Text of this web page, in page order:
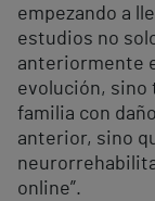
empezando a
estudios no
anteriormente
evolución, sino
familia con
anterior, sino
online”.